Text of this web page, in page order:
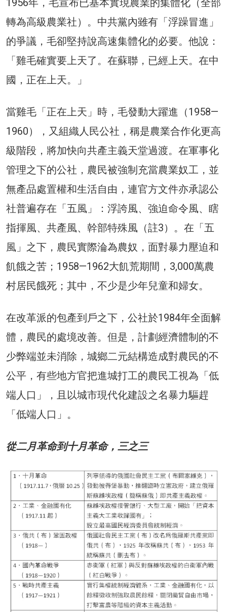
1956年，毛宣布已基本實現農業的集體化（全部
轉為高級農業社）。中共黨內雖有「浮躁冒進」
的爭議，毛卻堅持說高速集體化的必要。他說：
「雞毛確實要上天了。在蘇聯，已經上天。在中
國，正在上天。」
當雞毛「正在上天」時，毛發動大躍進（1958—
1960），又組織人民公社，稱是農業合作化更高
級階段，將加快向共產主義天堂過渡。在軍事化
管理之下的公社，農民被強制充當農業奴工，並
無產品處置權和生活自由，連官方文件亦承認公
社普遍存在「五風」：浮誇風、強迫命令風、瞎
指揮風、共產風、幹部特殊風（註3）。在「五
風」之下，農民實際淪為農奴，面對暴力壓迫和
飢餓之苦；1958—1962大飢荒期間，3,000萬農
村居民餓死；其中，不少是少年兒童和婦女。
在改革派的包產到戶之下，公社於1984年全面解
體，農民的處境改善。但是，計劃經濟體制的不
少弊端並未消除，城鄉二元結構造成對農民的不
公平，有些地方官把進城打工的農民工視為「低
端人口」，且以城市現代化建設之名暴力驅趕
「低端人口」。
從二月革命到十月革命，三之三